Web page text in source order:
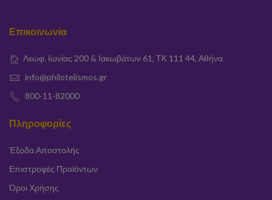
Επικοινωνία
Λεωφ. Ιωνίας 200 & Ιακωβάτων 61, ΤΚ 111 44, Αθήνα
info@philotelismos.gr
800-11-82000
Πληροφορίες
Έξοδα Αποστολής
Επιστροφές Προϊόντων
Όροι Χρήσης